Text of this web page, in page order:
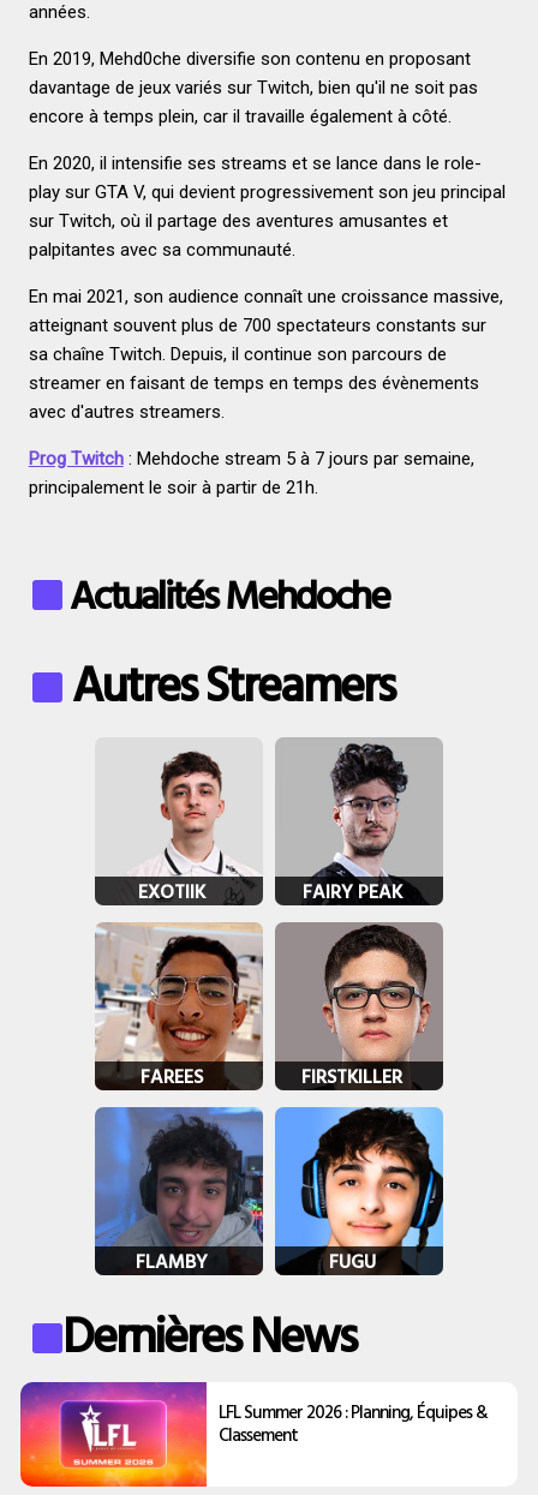
années.
En 2019, Mehd0che diversifie son contenu en proposant
davantage de jeux variés sur Twitch, bien qu'il ne soit pas
encore à temps plein, car il travaille également à côté.
En 2020, il intensifie ses streams et se lance dans le role-
play sur GTA V, qui devient progressivement son jeu principal
sur Twitch, où il partage des aventures amusantes et
palpitantes avec sa communauté.
En mai 2021, son audience connaît une croissance massive,
atteignant souvent plus de 700 spectateurs constants sur
sa chaîne Twitch. Depuis, il continue son parcours de
streamer en faisant de temps en temps des évènements
avec d'autres streamers.
Prog Twitch: Mehdoche stream 5 à 7 jours par semaine,
principalement le soir à partir de 21h.
Actualités Mehdoche
Autres Streamers
EXOTIIK FAIRY PEAK
FAREES FIRSTKILLER
FLAMBY FUGU
Dernières News
LFL Summer 2026 : Planning, Équipes &
Classement